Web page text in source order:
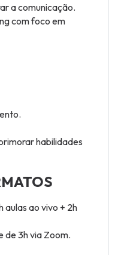
a comunicação.
com foco em
habilidades
aulas ao vivo + 2h
de 3h via Zoom.